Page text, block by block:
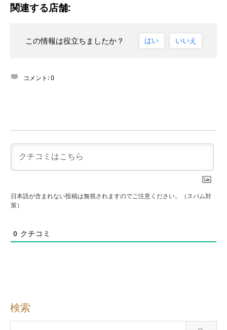
関連する店舗:
この情報は役立ちましたか？ はい いいえ
コメント:0
日本語が含まれない投稿は無視されますのでご注意ください。（スパム対
策）
0 クチコミ
検索